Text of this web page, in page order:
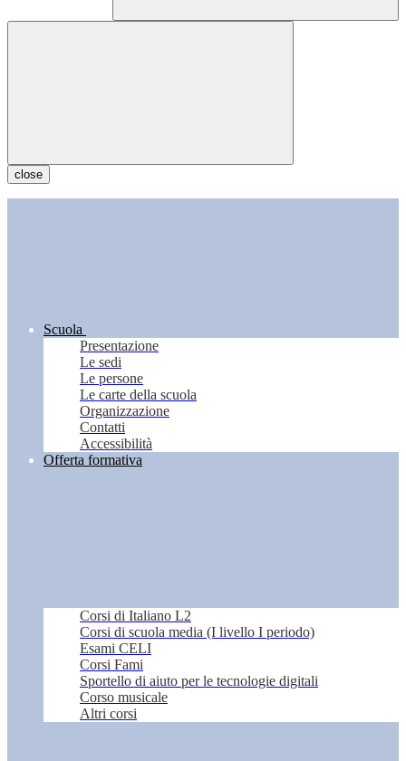
close
Scuola
Presentazione
Le sedi
Le persone
Le carte della scuola
Organizzazione
Contatti
Accessibilità
Offerta formativa
Corsi di Italiano L2
Corsi di scuola media (I livello I periodo)
Esami CELI
Corsi Fami
Sportello di aiuto per le tecnologie digitali
Corso musicale
Altri corsi